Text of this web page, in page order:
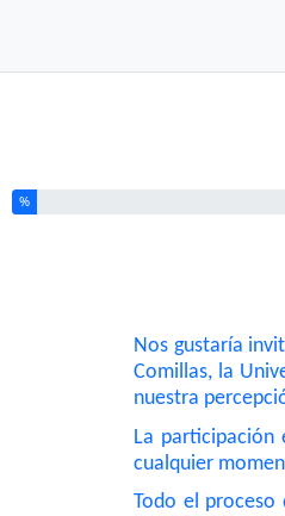
Ha completado el % de este
%
Nos gustaría
Comillas, la
nuestra
La participación
cualquier
Todo el proceso